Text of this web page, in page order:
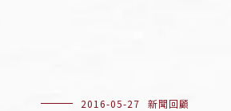
2016-05-27 新聞回顧